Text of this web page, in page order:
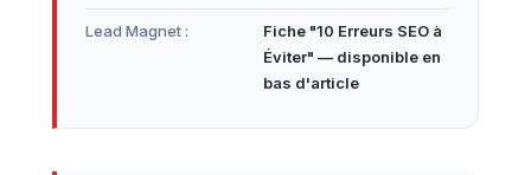
Lead Magnet :
Fiche "10 Erreurs SEO à
Éviter" — disponible en
bas d'article